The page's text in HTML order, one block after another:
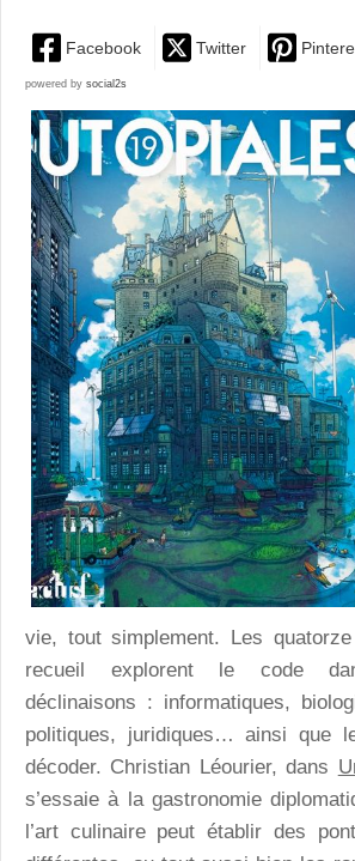
Facebook Twitter
powered by social2s
vie, tout simplement. Les
recueil explorent le code
déclinaisons : informatiques,
politiques, juridiques… ainsi que
décoder. Christian Léourier, dans
s’essaie à la gastronomie
l’art culinaire peut établir des